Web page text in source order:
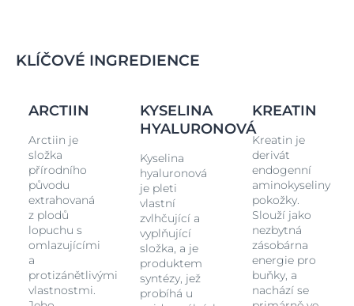
KLÍČOVÉ INGREDIENCE
ARCTIIN
Arctiin je
složka
přírodního
původu
extrahovaná
z plodů
lopuchu s
omlazujícími
a
protizánětlivými
vlastnostmi.
KYSELINA
HYALURONOVÁ
Kyselina
hyaluronová
je pleti
vlastní
zvlhčující a
vyplňující
složka, a je
produktem
syntézy, jež
probíhá u
KREATIN
Kreatin je
derivát
endogenní
aminokyseliny
pokožky.
Slouží jako
nezbytná
zásobárna
energie pro
buňky, a
nachází se